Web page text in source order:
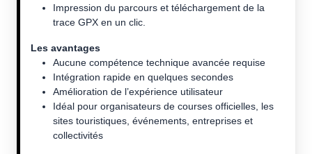
Impression du parcours et téléchargement de la
trace GPX en un clic.
Les avantages
Aucune compétence technique avancée requise
Intégration rapide en quelques secondes
Amélioration de l’expérience utilisateur
Idéal pour organisateurs de courses officielles, les
sites touristiques, événements, entreprises et
collectivités